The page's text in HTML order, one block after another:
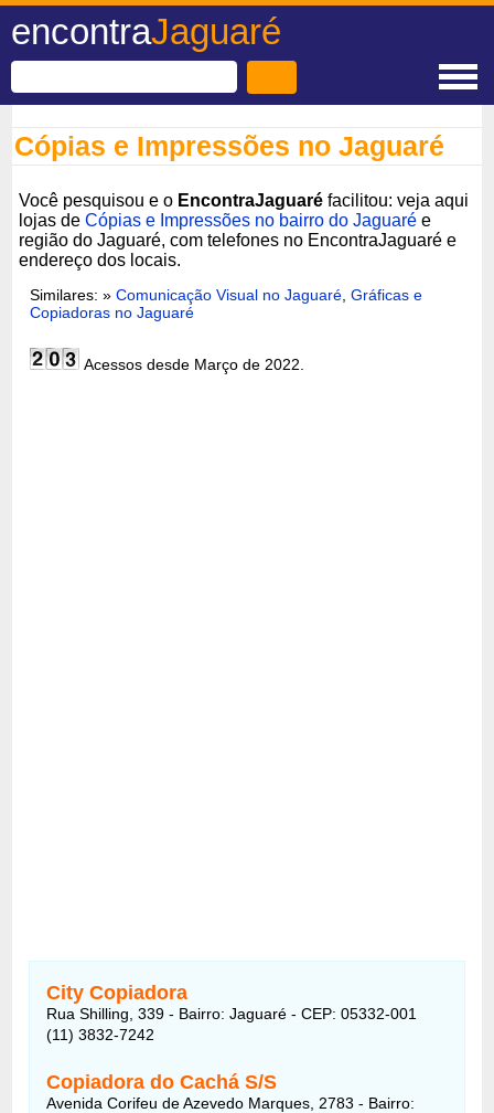
encontraJaguaré
Cópias e Impressões no Jaguaré
Você pesquisou e o EncontraJaguaré facilitou: veja aqui
lojas deCópias e Impressões no bairro do Jaguaré e
região do Jaguaré, com telefones no EncontraJaguaré e
endereço dos locais.
Similares: »Comunicação Visual no Jaguaré ,Gráficas e
Copiadoras no Jaguaré
Acessos desde Março de 2022.
City Copiadora
Rua Shilling, 339 - Bairro: Jaguaré - CEP: 05332-001
(11) 3832-7242
Copiadora do Cachá S/S
Avenida Corifeu de Azevedo Marques, 2783 - Bairro: